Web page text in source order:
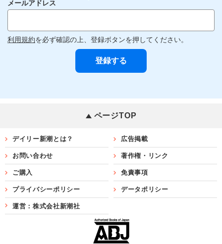
メールアドレス
利用規約を必ず確認の上、登録ボタンを押してください。
ページTOP
デイリー新潮とは？ 広告掲載
お問い合わせ 著作権・リンク
ご購入 免責事項
プライバシーポリシー データポリシー
運営：株式会社新潮社